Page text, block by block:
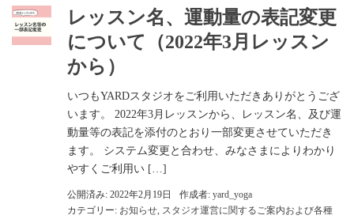
レッスン名、運動量の表記変更
について（2022年3月レッスン
から）
いつもYARDスタジオをご利用いただきありがとうござ
います。 2022年3月レッスンから、レッスン名、及び運
動量等の表記を添付のとおり一部変更させていただき
ます。 システム変更と合わせ、みなさまによりわかり
やすくご利用い […]
公開済み: 2022年2月19日 作成者: yard_yoga
カテゴリー: お知らせ, スタジオ運営に関するご案内および各種